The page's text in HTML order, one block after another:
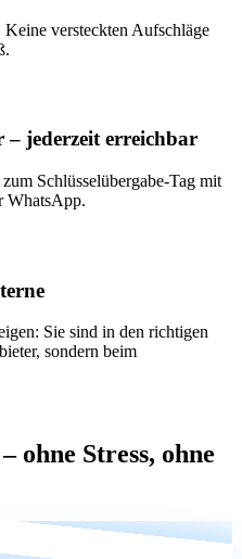
versteckten Aufschläge
– jederzeit erreichbar
Schlüsselübergabe-Tag mit
WhatsApp.
Sie sind in den richtigen
sondern beim
ohne Stress, ohne